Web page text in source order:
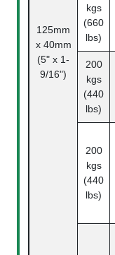
125mm
x 40mm
(5" x 1-
9/16")
kgs
(660
lbs)
200
kgs
(440
lbs)
200
kgs
(440
lbs)